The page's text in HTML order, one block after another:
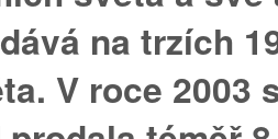
na trzích
V roce 2003